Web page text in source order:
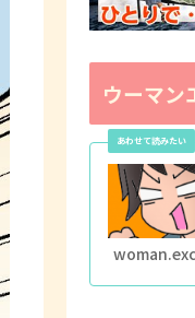
ウーマン